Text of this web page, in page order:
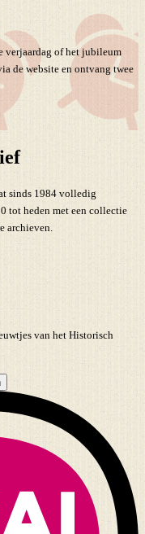
verjaardag of het jubileum
de website en ontvang twee
sinds 1984 volledig
tot heden met een collectie
archieven.
van het Historisch